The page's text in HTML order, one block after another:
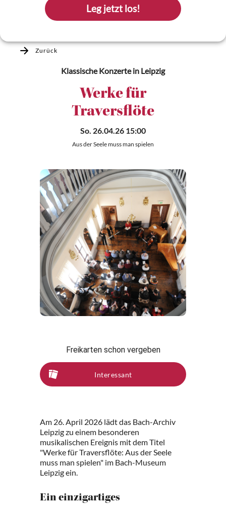
Leg jetzt los!
Zurück
Klassische Konzertein Leipzig
Werke für
Traversflöte
So. 26.04.26 15:00
Aus der Seele muss man spielen
Freikarten schon vergeben
Interessant
Am 26. April 2026 lädt das Bach-Archiv
Leipzig zu einem besonderen
musikalischen Ereignis mit dem Titel
"Werke für Traversflöte: Aus der Seele
muss man spielen" im Bach-Museum
Leipzig ein.
Ein einzigartiges